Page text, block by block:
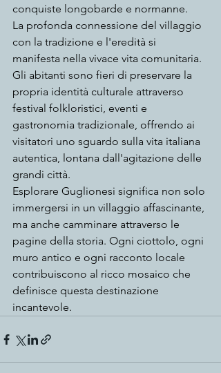
conquiste longobarde e normanne.
La profonda connessione del villaggio
con la tradizione e l'eredità si
manifesta nella vivace vita comunitaria.
Gli abitanti sono fieri di preservare la
propria identità culturale attraverso
festival folkloristici, eventi e
gastronomia tradizionale, offrendo ai
visitatori uno sguardo sulla vita italiana
autentica, lontana dall'agitazione delle
grandi città.
Esplorare Guglionesi significa non solo
immergersi in un villaggio affascinante,
ma anche camminare attraverso le
pagine della storia. Ogni ciottolo, ogni
muro antico e ogni racconto locale
contribuiscono al ricco mosaico che
definisce questa destinazione
incantevole.